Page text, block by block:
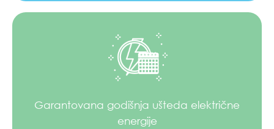
Garantovana godišnja ušteda električne
energije